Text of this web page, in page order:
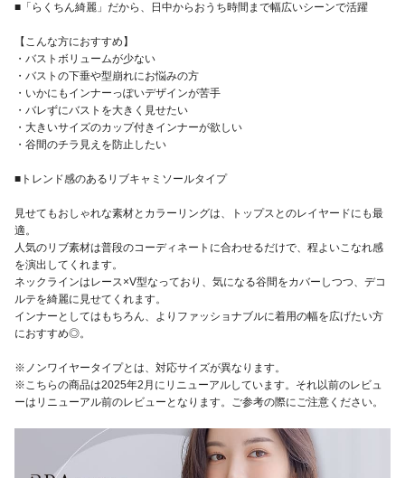
■「らくちん綺麗」だから、日中からおうち時間まで幅広いシーンで活躍
【こんな方におすすめ】
・バストボリュームが少ない
・バストの下垂や型崩れにお悩みの方
・いかにもインナーっぽいデザインが苦手
・バレずにバストを大きく見せたい
・大きいサイズのカップ付きインナーが欲しい
・谷間のチラ見えを防止したい
■トレンド感のあるリブキャミソールタイプ
見せてもおしゃれな素材とカラーリングは、トップスとのレイヤードにも最
適。
人気のリブ素材は普段のコーディネートに合わせるだけで、程よいこなれ感
を演出してくれます。
ネックラインはレース×V型なっており、気になる谷間をカバーしつつ、デコ
ルテを綺麗に見せてくれます。
インナーとしてはもちろん、よりファッショナブルに着用の幅を広げたい方
におすすめ◎。
※ノンワイヤータイプとは、対応サイズが異なります。
※こちらの商品は2025年2月にリニューアルしています。それ以前のレビュ
ーはリニューアル前のレビューとなります。ご参考の際にご注意ください。